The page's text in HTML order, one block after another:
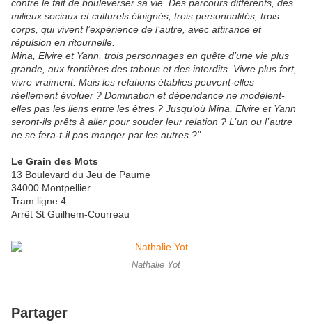
contre le fait de bouleverser sa vie. Des parcours différents, des
milieux sociaux et culturels éloignés, trois personnalités, trois
corps, qui vivent l’expérience de l’autre, avec attirance et
répulsion en ritournelle.
Mina, Elvire et Yann, trois personnages en quête d’une vie plus
grande, aux frontières des tabous et des interdits. Vivre plus fort,
vivre vraiment. Mais les relations établies peuvent-elles
réellement évoluer ? Domination et dépendance ne modèlent-
elles pas les liens entre les êtres ? Jusqu’où Mina, Elvire et Yann
seront-ils prêts à aller pour souder leur relation ? L’ un ou l’ autre
ne se fera-t-il pas manger par les autres ?"
Le Grain des Mots
13 Boulevard du Jeu de Paume
34000 Montpellier
Tram ligne 4
Arrêt St Guilhem-Courreau
Nathalie Yot
Partager